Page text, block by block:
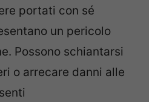
portati con sé
un pericolo
Possono schiantarsi
o arrecare danni alle